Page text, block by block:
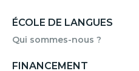
ÉCOLE DE LANGUES
Qui sommes-nous ?
FINANCEMENT